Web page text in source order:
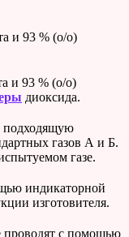
и 93 % (о/о)
и 93 % (о/о)
диоксида.
подходящую
газов А и Б.
газе.
индикаторной
изготовителя.
проводят с помощью